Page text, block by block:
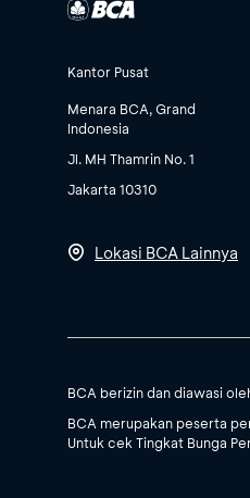
Kantor Pusat
Menara BCA, Grand
Indonesia
Jl. MH Thamrin No. 1
Jakarta 10310
Lokasi BCA Lainnya
BCA berizin dan diawasi
BCA merupakan peserta
Untuk cek Tingkat Bunga